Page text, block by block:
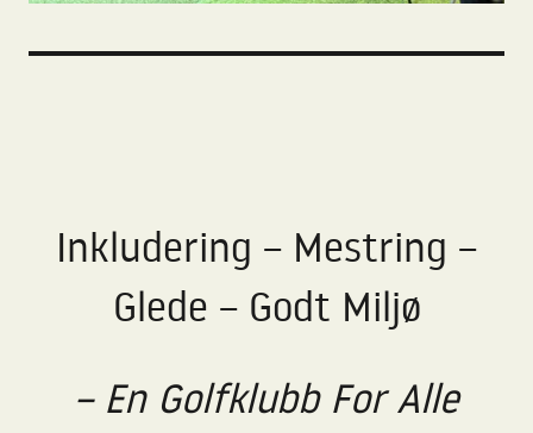
Inkludering – Mestring –
Glede – Godt Miljø
– En Golfklubb For Alle